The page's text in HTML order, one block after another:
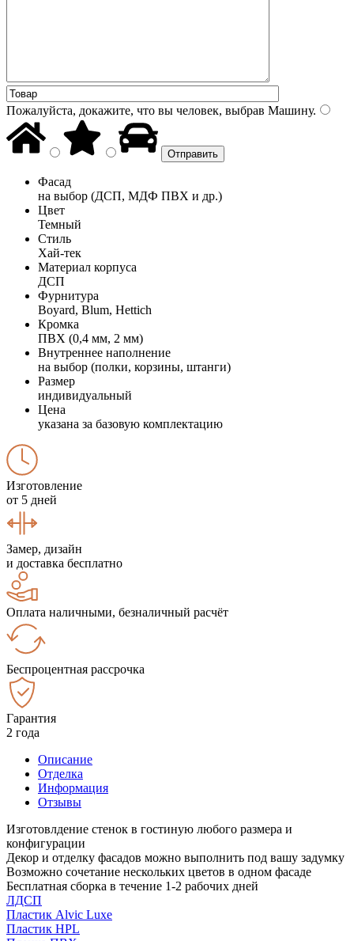
Пожалуйста, докажите, что вы человек, выбрав Машину.
Фасад
на выбор (ДСП, МДФ ПВХ и др.)
Цвет
Темный
Стиль
Хай-тек
Материал корпуса
ДСП
Фурнитура
Boyard, Blum, Hettich
Кромка
ПВХ (0,4 мм, 2 мм)
Внутреннее наполнение
на выбор (полки, корзины, штанги)
Размер
индивидуальный
Цена
указана за базовую комплектацию
Изготовление
от 5 дней
Замер, дизайн
и доставка бесплатно
Оплата наличными, безналичный расчёт
Беспроцентная рассрочка
Гарантия
2 года
Описание
Отделка
Информация
Отзывы
Изготовлдение стенок в гостиную любого размера и
конфигурации
Декор и отделку фасадов можно выполнить под вашу задумку
Возможно сочетание нескольких цветов в одном фасаде
Бесплатная сборка в течение 1-2 рабочих дней
ЛДСП
Пластик Alvic Luxe
Пластик HPL